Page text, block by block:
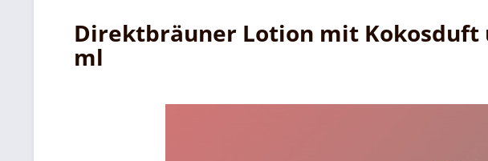
Direktbräuner Lotion mit Kokosduft
ml